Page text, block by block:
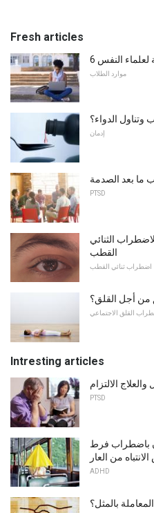
Fresh articles
لعلماء النفس
موارد الطلاب
الدواء؟
إدمان
بعد الصدمة
PTSD
الثنائي
القطب
اضطراب ثنائي القطب
من أجل القلق؟
القلق الاجتماعي
Intresting articles
PTSD
باضطراب فرط
من العار
ADHD
بالمثل؟